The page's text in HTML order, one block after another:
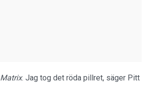
Matrix. Jag tog det röda pillret, säger Pitt